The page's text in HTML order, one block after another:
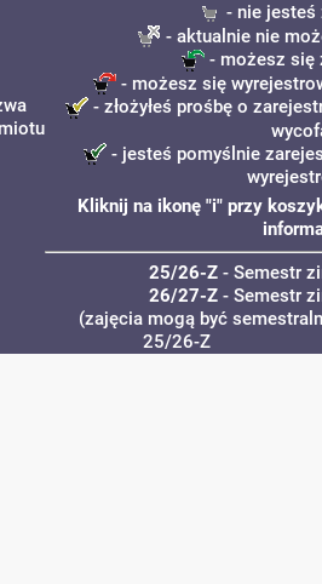
- nie jesteś
- aktualnie nie
- możesz się
- możesz się
- złożyłeś prośbę o
- jesteś pomyślnie
Kliknij na ikonę "i" przy
25/26-Z- Semestr
26/27-Z- Semestr
(zajęcia mogą być
25/26-Z